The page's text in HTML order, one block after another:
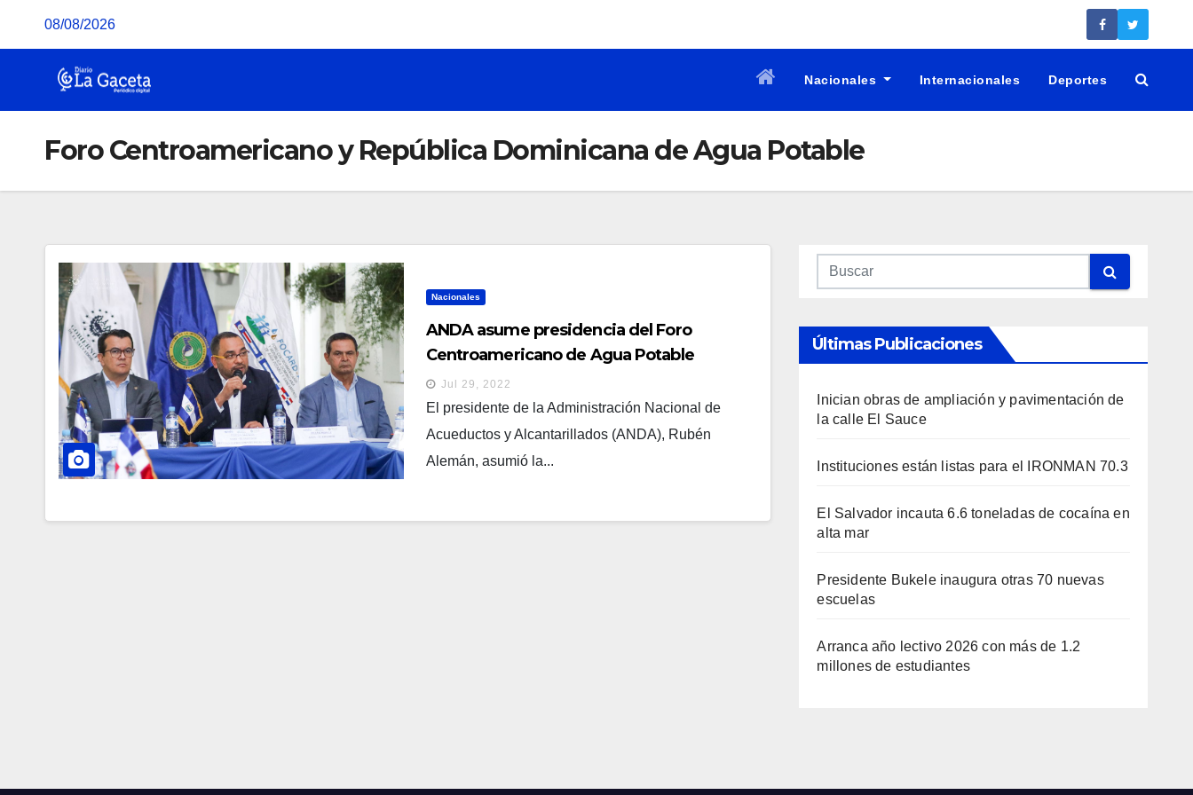
08/08/2026
Nacionales Internacionales Deportes
Foro Centroamericano y República Dominicana de Agua Potable
Nacionales
ANDA asume presidencia del Foro
Centroamericano de Agua Potable
Jul 29, 2022
El presidente de la Administración Nacional de
Acueductos y Alcantarillados (ANDA), Rubén
Alemán, asumió la...
Últimas Publicaciones
Inician obras de ampliación y pavimentación de
la calle El Sauce
Instituciones están listas para el IRONMAN 70.3
El Salvador incauta 6.6 toneladas de cocaína en
alta mar
Presidente Bukele inaugura otras 70 nuevas
escuelas
Arranca año lectivo 2026 con más de 1.2
millones de estudiantes